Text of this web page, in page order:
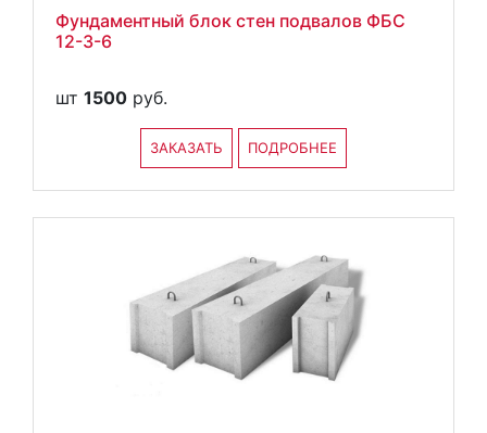
Фундаментный блок стен подвалов ФБС
12-3-6
шт 1500 руб.
ЗАКАЗАТЬ ПОДРОБНЕЕ